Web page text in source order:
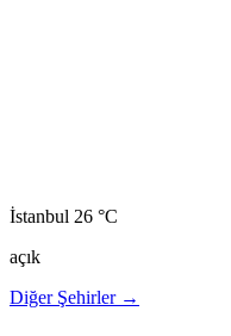
İstanbul 26 °C
açık
Diğer Şehirler →